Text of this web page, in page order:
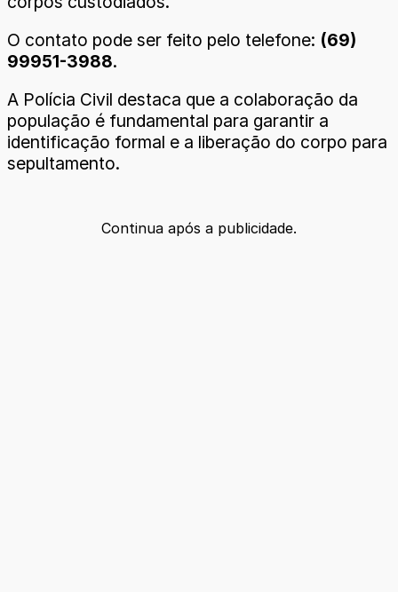
O contato pode ser feito pelo telefone: (69)
99951-3988.
A Polícia Civil destaca que a colaboração da
população é fundamental para garantir a
identificação formal e a liberação do corpo para
sepultamento.
Continua após a publicidade.